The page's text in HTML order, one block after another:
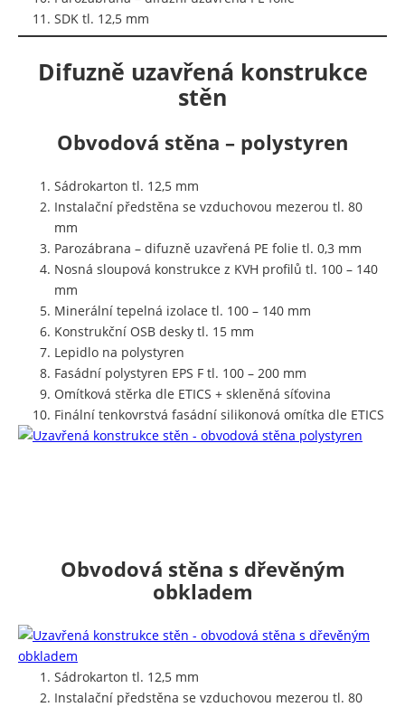
SDK tl. 12,5 mm
Difuzně uzavřená konstrukce
stěn
Obvodová stěna – polystyren
Sádrokarton tl. 12,5 mm
Instalační předstěna se vzduchovou mezerou tl. 80
mm
Parozábrana – difuzně uzavřená PE folie tl. 0,3 mm
Nosná sloupová konstrukce z KVH profilů tl. 100 – 140
mm
Minerální tepelná izolace tl. 100 – 140 mm
Konstrukční OSB desky tl. 15 mm
Lepidlo na polystyren
Fasádní polystyren EPS F tl. 100 – 200 mm
Omítková stěrka dle ETICS + skleněná síťovina
Finální tenkovrstvá fasádní silikonová omítka dle ETICS
Obvodová stěna s dřevěným
obkladem
Sádrokarton tl. 12,5 mm
Instalační předstěna se vzduchovou mezerou tl. 80